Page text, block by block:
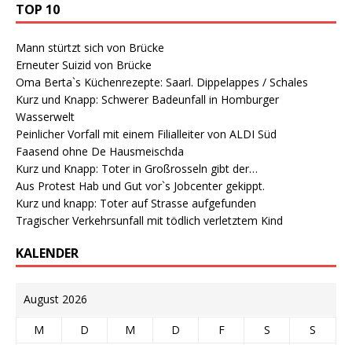
TOP 10
Mann stürtzt sich von Brücke
Erneuter Suizid von Brücke
Oma Berta`s Küchenrezepte: Saarl. Dippelappes / Schales
Kurz und Knapp: Schwerer Badeunfall in Homburger
Wasserwelt
Peinlicher Vorfall mit einem Filialleiter von ALDI Süd
Faasend ohne De Hausmeischda
Kurz und Knapp: Toter in Großrosseln gibt der…
Aus Protest Hab und Gut vor`s Jobcenter gekippt.
Kurz und knapp: Toter auf Strasse aufgefunden
Tragischer Verkehrsunfall mit tödlich verletztem Kind
KALENDER
August 2026
M D M D F S
S